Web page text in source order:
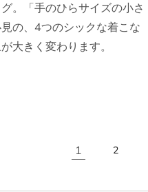
。「手のひらサイズの小さ
の、4つのシックな着こな
大きく変わります。
1 2